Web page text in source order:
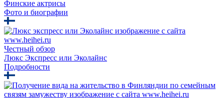
Финские актрисы
Фото и биографии
Честный обзор
Люкс Экспресс или Эколайнс
Подробности